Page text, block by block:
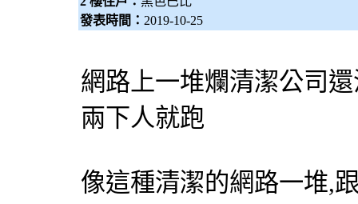
發表時間： 2019-10-25
網路上一堆爛清潔公司
兩下人就跑
像這種清潔的網路一堆,